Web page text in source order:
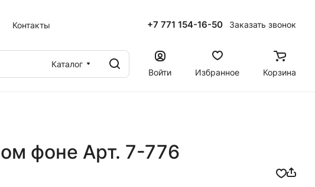
Контакты +7 771 154-16-50 Заказать звонок
Каталог
Войти
Избранное Корзина
фоне Арт. 7-776